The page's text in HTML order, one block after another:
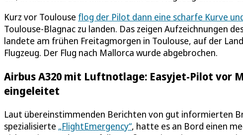
Kurz vor Toulouse flog der Pilot dann eine scharfe Kurve
Toulouse-Blagnac zu landen. Das zeigen Aufzeichnungen
landete am frühen Freitagmorgen in Toulouse, auf der
Flugzeug. Der Flug nach Mallorca wurde abgebrochen.
Airbus A320 mit Luftnotlage: Easyjet-Pilot vor
eingeleitet
Laut übereinstimmenden Berichten von gut informierten
spezialisierte „FlightEmergency“, hatte es an Bord einen